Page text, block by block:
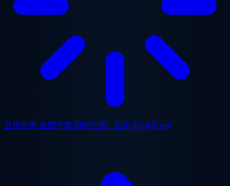
五折优惠 全部方案,限时优惠。起价$2.48/mo